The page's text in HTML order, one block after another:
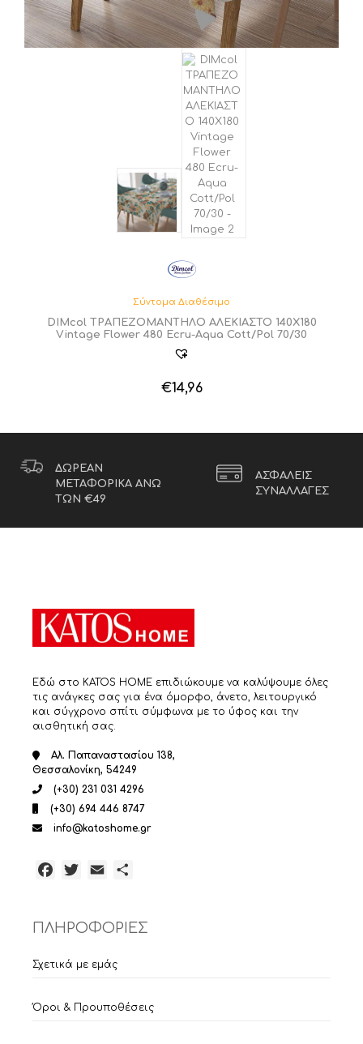
Σύντομα Διαθέσιμο
DIMcol ΤΡΑΠΕΖΟΜΑΝΤΗΛΟ ΑΛΕΚΙΑΣΤΟ 140X180
Vintage Flower 480 Ecru-Aqua Cott/Pol 70/30
€14,96
ΔΩΡΕΑΝ
ΜΕΤΑΦΟΡΙΚΑ ΑΝΩ
ΤΩΝ €49
ΑΣΦΑΛΕΙΣ
ΣΥΝΑΛΛΑΓΕΣ
Εδώ στο KATOS HOME επιδιώκουμε να καλύψουμε όλες
τις ανάγκες σας για ένα όμορφο, άνετο, λειτουργικό
και σύγχρονο σπίτι σύμφωνα με το ύφος και την
αισθητική σας.
Αλ. Παπαναστασίου 138,
Θεσσαλονίκη, 54249
(+30) 231 031 4296
(+30) 694 446 8747
info@katoshome.gr
Facebook
TwitterEmail
ΠΛΗΡΟΦΟΡΙΕΣ
Σχετικά με εμάς
Όροι & Προυποθέσεις